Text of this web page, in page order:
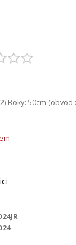
Boky: 50cm (obvod